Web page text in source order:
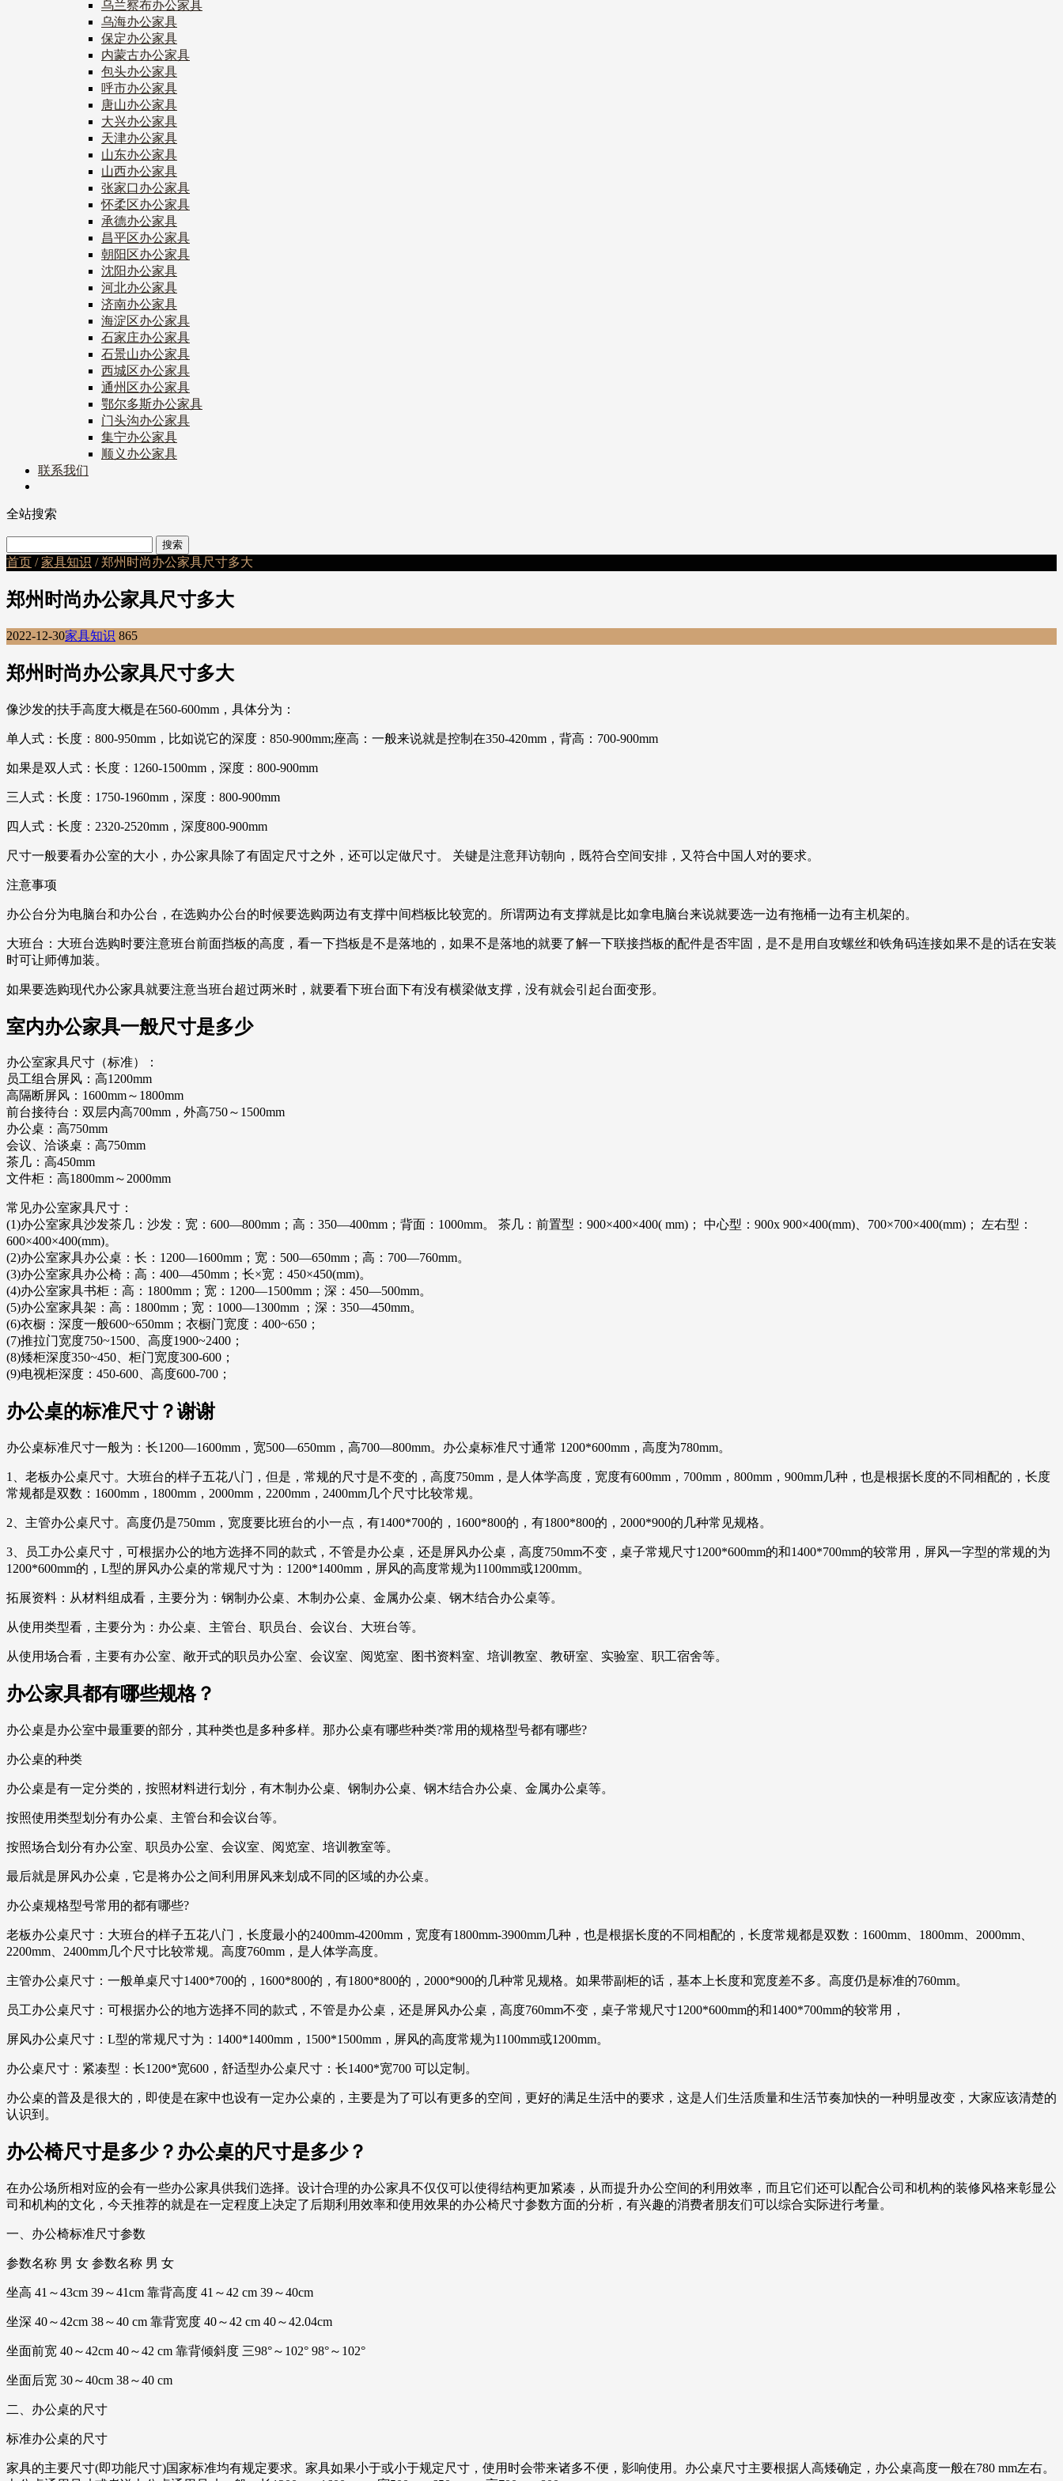
乌兰察布办公家具
乌海办公家具
保定办公家具
内蒙古办公家具
包头办公家具
呼市办公家具
唐山办公家具
大兴办公家具
天津办公家具
山东办公家具
山西办公家具
张家口办公家具
怀柔区办公家具
承德办公家具
昌平区办公家具
朝阳区办公家具
沈阳办公家具
河北办公家具
济南办公家具
海淀区办公家具
石家庄办公家具
石景山办公家具
西城区办公家具
通州区办公家具
鄂尔多斯办公家具
门头沟办公家具
集宁办公家具
顺义办公家具
联系我们
全站搜索
首页 /家具知识 / 郑州时尚办公家具尺寸多大
郑州时尚办公家具尺寸多大
2022-12-30家具知识 865
郑州时尚办公家具尺寸多大
像沙发的扶手高度大概是在560-600mm，具体分为：
单人式：长度：800-950mm，比如说它的深度：850-900mm;座高：一般来说就是控制在350-420mm，背高：700-900mm
如果是双人式：长度：1260-1500mm，深度：800-900mm
三人式：长度：1750-1960mm，深度：800-900mm
四人式：长度：2320-2520mm，深度800-900mm
尺寸一般要看办公室的大小，办公家具除了有固定尺寸之外，还可以定做尺寸。 关键是注意拜访朝向，既符合空间安排，又符合中国人对的要求。
注意事项
办公台分为电脑台和办公台，在选购办公台的时候要选购两边有支撑中间档板比较宽的。所谓两边有支撑就是比如拿电脑台来说就要选一边有拖桶一边有主机架的。
大班台：大班台选购时要注意班台前面挡板的高度，看一下挡板是不是落地的，如果不是落地的就要了解一下联接挡板的配件是否牢固，是不是用自攻螺丝和铁角码连接如果不是的话在安装
时可让师傅加装。
如果要选购现代办公家具就要注意当班台超过两米时，就要看下班台面下有没有横梁做支撑，没有就会引起台面变形。
室内办公家具一般尺寸是多少
办公室家具尺寸（标准）：
员工组合屏风：高1200mm
高隔断屏风：1600mm～1800mm
前台接待台：双层内高700mm，外高750～1500mm
办公桌：高750mm
会议、洽谈桌：高750mm
茶几：高450mm
文件柜：高1800mm～2000mm
常见办公室家具尺寸：
(1)办公室家具沙发茶几：沙发：宽：600—800mm；高：350—400mm；背面：1000mm。 茶几：前置型：900×400×400( mm)； 中心型：900x 900×400(mm)、700×700×400(mm)； 左右型：
600×400×400(mm)。
(2)办公室家具办公桌：长：1200—1600mm；宽：500—650mm；高：700—760mm。
(3)办公室家具办公椅：高：400—450mm；长×宽：450×450(mm)。
(4)办公室家具书柜：高：1800mm；宽：1200—1500mm；深：450—500mm。
(5)办公室家具架：高：1800mm；宽：1000—1300mm ；深：350—450mm。
(6)衣橱：深度一般600~650mm；衣橱门宽度：400~650；
(7)推拉门宽度750~1500、高度1900~2400；
(8)矮柜深度350~450、柜门宽度300-600；
(9)电视柜深度：450-600、高度600-700；
办公桌的标准尺寸？谢谢
办公桌标准尺寸一般为：长1200—1600mm，宽500—650mm，高700—800mm。办公桌标准尺寸通常 1200*600mm，高度为780mm。
1、老板办公桌尺寸。大班台的样子五花八门，但是，常规的尺寸是不变的，高度750mm，是人体学高度，宽度有600mm，700mm，800mm，900mm几种，也是根据长度的不同相配的，长度
常规都是双数：1600mm，1800mm，2000mm，2200mm，2400mm几个尺寸比较常规。
2、主管办公桌尺寸。高度仍是750mm，宽度要比班台的小一点，有1400*700的，1600*800的，有1800*800的，2000*900的几种常见规格。
3、员工办公桌尺寸，可根据办公的地方选择不同的款式，不管是办公桌，还是屏风办公桌，高度750mm不变，桌子常规尺寸1200*600mm的和1400*700mm的较常用，屏风一字型的常规的为
1200*600mm的，L型的屏风办公桌的常规尺寸为：1200*1400mm，屏风的高度常规为1100mm或1200mm。
拓展资料：从材料组成看，主要分为：钢制办公桌、木制办公桌、金属办公桌、钢木结合办公桌等。
从使用类型看，主要分为：办公桌、主管台、职员台、会议台、大班台等。
从使用场合看，主要有办公室、敞开式的职员办公室、会议室、阅览室、图书资料室、培训教室、教研室、实验室、职工宿舍等。
办公家具都有哪些规格？
办公桌是办公室中最重要的部分，其种类也是多种多样。那办公桌有哪些种类?常用的规格型号都有哪些?
办公桌的种类
办公桌是有一定分类的，按照材料进行划分，有木制办公桌、钢制办公桌、钢木结合办公桌、金属办公桌等。
按照使用类型划分有办公桌、主管台和会议台等。
按照场合划分有办公室、职员办公室、会议室、阅览室、培训教室等。
最后就是屏风办公桌，它是将办公之间利用屏风来划成不同的区域的办公桌。
办公桌规格型号常用的都有哪些?
老板办公桌尺寸：大班台的样子五花八门，长度最小的2400mm-4200mm，宽度有1800mm-3900mm几种，也是根据长度的不同相配的，长度常规都是双数：1600mm、1800mm、2000mm、
2200mm、2400mm几个尺寸比较常规。高度760mm，是人体学高度。
主管办公桌尺寸：一般单桌尺寸1400*700的，1600*800的，有1800*800的，2000*900的几种常见规格。如果带副柜的话，基本上长度和宽度差不多。高度仍是标准的760mm。
员工办公桌尺寸：可根据办公的地方选择不同的款式，不管是办公桌，还是屏风办公桌，高度760mm不变，桌子常规尺寸1200*600mm的和1400*700mm的较常用，
屏风办公桌尺寸：L型的常规尺寸为：1400*1400mm，1500*1500mm，屏风的高度常规为1100mm或1200mm。
办公桌尺寸：紧凑型：长1200*宽600，舒适型办公桌尺寸：长1400*宽700 可以定制。
办公桌的普及是很大的，即使是在家中也设有一定办公桌的，主要是为了可以有更多的空间，更好的满足生活中的要求，这是人们生活质量和生活节奏加快的一种明显改变，大家应该清楚的
认识到。
办公椅尺寸是多少？办公桌的尺寸是多少？
在办公场所相对应的会有一些办公家具供我们选择。设计合理的办公家具不仅仅可以使得结构更加紧凑，从而提升办公空间的利用效率，而且它们还可以配合公司和机构的装修风格来彰显公
司和机构的文化，今天推荐的就是在一定程度上决定了后期利用效率和使用效果的办公椅尺寸参数方面的分析，有兴趣的消费者朋友们可以综合实际进行考量。
一、办公椅标准尺寸参数
参数名称 男 女 参数名称 男 女
坐高 41～43cm 39～41cm 靠背高度 41～42 cm 39～40cm
坐深 40～42cm 38～40 cm 靠背宽度 40～42 cm 40～42.04cm
坐面前宽 40～42cm 40～42 cm 靠背倾斜度 三98°～102° 98°～102°
坐面后宽 30～40cm 38～40 cm
二、办公桌的尺寸
标准办公桌的尺寸
家具的主要尺寸(即功能尺寸)国家标准均有规定要求。家具如果小于或小于规定尺寸，使用时会带来诸多不便，影响使用。办公桌尺寸主要根据人高矮确定，办公桌高度一般在780 mm左右。